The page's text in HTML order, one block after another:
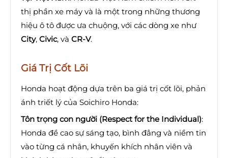
thị phần xe máy và là một trong những thương
hiệu ô tô được ưa chuộng, với các dòng xe như
City, Civic, và CR-V.
Giá Trị Cốt Lõi
Honda hoạt động dựa trên ba giá trị cốt lõi, phản
ánh triết lý của Soichiro Honda:
Tôn trọng con người (Respect for the Individual):
Honda đề cao sự sáng tạo, bình đẳng và niềm tin
vào từng cá nhân, khuyến khích nhân viên và